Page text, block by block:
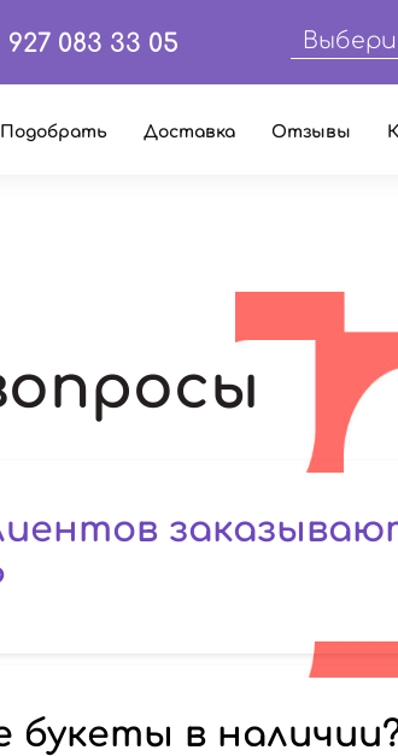
927 083 33 05
Подобрать Доставка Отзывы
букеты в